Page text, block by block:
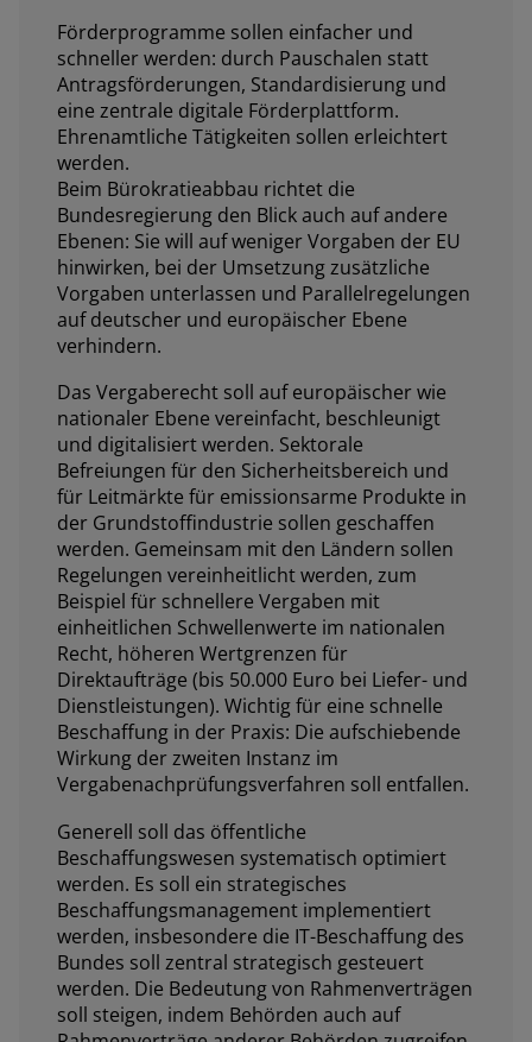
Förderprogramme sollen einfacher und
schneller werden: durch Pauschalen statt
Antragsförderungen, Standardisierung und
eine zentrale digitale Förderplattform.
Ehrenamtliche Tätigkeiten sollen erleichtert
werden.
Beim Bürokratieabbau richtet die
Bundesregierung den Blick auch auf andere
Ebenen: Sie will auf weniger Vorgaben der EU
hinwirken, bei der Umsetzung zusätzliche
Vorgaben unterlassen und Parallelregelungen
auf deutscher und europäischer Ebene
verhindern.
Das Vergaberecht soll auf europäischer wie
nationaler Ebene vereinfacht, beschleunigt
und digitalisiert werden. Sektorale
Befreiungen für den Sicherheitsbereich und
für Leitmärkte für emissionsarme Produkte in
der Grundstoffindustrie sollen geschaffen
werden. Gemeinsam mit den Ländern sollen
Regelungen vereinheitlicht werden, zum
Beispiel für schnellere Vergaben mit
einheitlichen Schwellenwerte im nationalen
Recht, höheren Wertgrenzen für
Direktaufträge (bis 50.000 Euro bei Liefer- und
Dienstleistungen). Wichtig für eine schnelle
Beschaffung in der Praxis: Die aufschiebende
Wirkung der zweiten Instanz im
Vergabenachprüfungsverfahren soll entfallen.
Generell soll das öffentliche
Beschaffungswesen systematisch optimiert
werden. Es soll ein strategisches
Beschaffungsmanagement implementiert
werden, insbesondere die IT-Beschaffung des
Bundes soll zentral strategisch gesteuert
werden. Die Bedeutung von Rahmenverträgen
soll steigen, indem Behörden auch auf